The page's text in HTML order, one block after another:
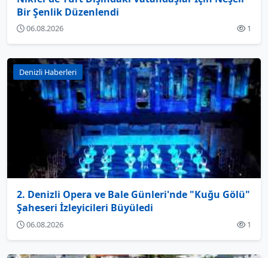
Bir Şenlik Düzenlendi
06.08.2026 1
Denizli Haberleri
2. Denizli Opera ve Bale Günleri'nde "Kuğu Gölü"
Şaheseri İzleyicileri Büyüledi
06.08.2026 1